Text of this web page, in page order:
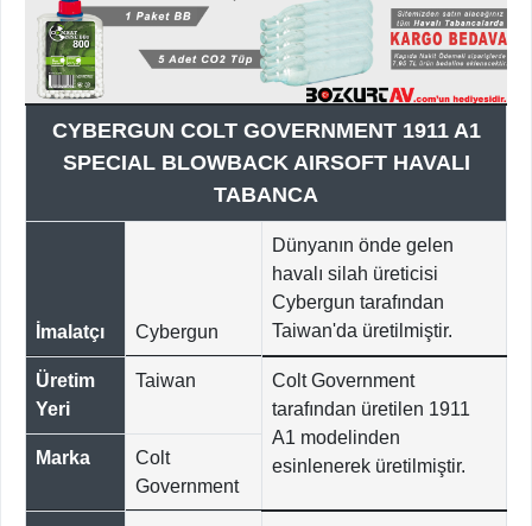
CYBERGUN COLT GOVERNMENT 1911 A1
SPECIAL BLOWBACK AIRSOFT HAVALI
TABANCA
İmalatçı Cybergun
Dünyanın önde gelen
havalı silah üreticisi
Cybergun tarafından
Taiwan'da üretilmiştir.
Üretim
Yeri
Taiwan
Colt Government
tarafından üretilen 1911
A1 modelinden
esinlenerek üretilmiştir.
Marka
Colt
Government